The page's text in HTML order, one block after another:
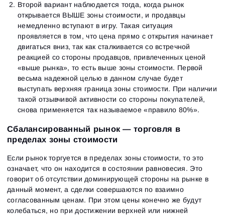
Второй вариант наблюдается тогда, когда рынок
открывается ВЫШЕ зоны стоимости, и продавцы
немедленно вступают в игру. Такая ситуация
проявляется в том, что цена прямо с открытия начинает
двигаться вниз, так как сталкивается со встречной
реакцией со стороны продавцов, привлеченных ценой
«выше рынка», то есть выше зоны стоимости. Первой
весьма надежной целью в данном случае будет
выступать верхняя граница зоны стоимости. При наличии
такой отзывчивой активности со стороны покупателей,
снова применяется так называемое «правило 80%».
Сбалансированный рынок — торговля в
пределах зоны стоимости
Если рынок торгуется в пределах зоны стоимости, то это
означает, что он находится в состоянии равновесия. Это
говорит об отсутствии доминирующей стороны на рынке в
данный момент, а сделки совершаются по взаимно
согласованным ценам. При этом цены конечно же будут
колебаться, но при достижении верхней или нижней
Close
Вход
Email
Пароль
Забыли пароль?
Войти
Нет учётной записи?Зарегистрироваться
Восстановить пароль
Введи адрес электронной почты, и мы отправим
ссылку для создания нового пароля.
Email
Сбросить пароль
Регистрация
Email
Я хочу получать специальные предложения от
ATAS
Я принимаю:Terms of use,License agreement.
Ознакомьтесь с политикой конфиденциальности
Зарегистрироваться
Уже есть учётная запись?